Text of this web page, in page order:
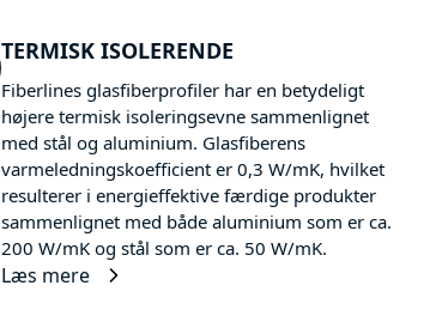
TERMISK ISOLERENDE
Fiberlines glasfiberprofiler har en betydeligt
højere termisk isoleringsevne sammenlignet
med stål og aluminium. Glasfiberens
varmeledningskoefficient er 0,3 W/mK, hvilket
resulterer i energieffektive færdige produkter
sammenlignet med både aluminium som er ca.
200 W/mK og stål som er ca. 50 W/mK.
Læs mere